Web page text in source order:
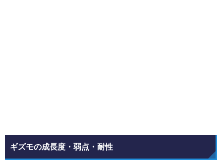
ギズモの成長度・弱点・耐性